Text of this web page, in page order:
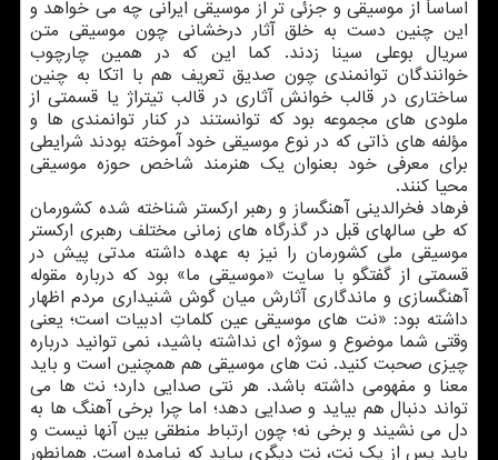
اساساً از موسیقی و جزئی تر از موسیقی ایرانی چه می خواهد و
این چنین دست به خلق آثار درخشانی چون موسیقی متن
سریال بوعلی سینا زدند. کما این که در همین چارچوب
خوانندگان توانمندی چون صدیق تعریف هم با اتکا به چنین
ساختاری در قالب خوانش آثاری در قالب تیتراژ یا قسمتی از
ملودی های مجموعه بود که توانستند در کنار توانمندی ها و
مؤلفه های ذاتی که در نوع موسیقی خود آموخته بودند شرایطی
برای معرفی خود بعنوان یک هنرمند شاخص حوزه موسیقی
محیا کنند.
فرهاد فخرالدینی آهنگساز و رهبر ارکستر شناخته شده کشورمان
که طی سالهای قبل در گذرگاه های زمانی مختلف رهبری ارکستر
موسیقی ملی کشورمان را نیز به عهده داشته مدتی پیش در
قسمتی از گفتگو با سایت «موسیقی ما» بود که درباره مقوله
آهنگسازی و ماندگاری آثارش میان گوش شنیداری مردم اظهار
داشته بود: «نت های موسیقی عین کلماتِ ادبیات است؛ یعنی
وقتی شما موضوع و سوژه ای نداشته باشید، نمی توانید درباره
چیزی صحبت کنید. نت های موسیقی هم همچنین است و باید
معنا و مفهومی داشته باشد. هر نتی صدایی دارد؛ نت ها می
تواند دنبال هم بیاید و صدایی دهد؛ اما چرا برخی آهنگ ها به
دل می نشیند و برخی نه؛ چون ارتباط منطقی بین آنها نیست و
باید پس از یک نت، نت دیگری بیاید که نیامده است. همانطور